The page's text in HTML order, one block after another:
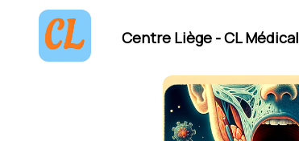
Centre Liège - CL Médical